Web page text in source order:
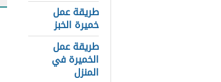
طريقة عمل
خميرة الخبز
طريقة عمل
الخميرة في
المنزل